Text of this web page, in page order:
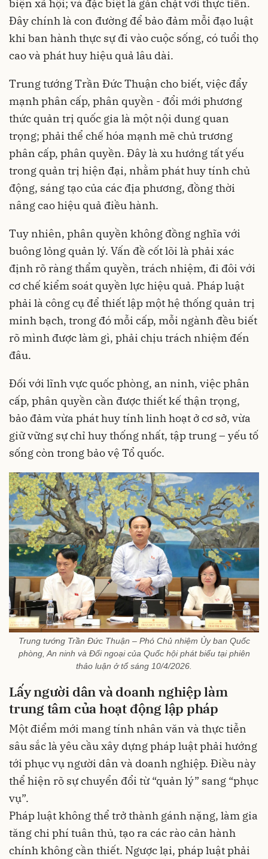
biện xã hội; và đặc biệt là gắn chặt với thực tiễn.
Đây chính là con đường để bảo đảm mỗi đạo luật
khi ban hành thực sự đi vào cuộc sống, có tuổi thọ
cao và phát huy hiệu quả lâu dài.
Trung tướng Trần Đức Thuận cho biết, việc đẩy
mạnh phân cấp, phân quyền - đổi mới phương
thức quản trị quốc gia là một nội dung quan
trọng; phải thể chế hóa mạnh mẽ chủ trương
phân cấp, phân quyền. Đây là xu hướng tất yếu
trong quản trị hiện đại, nhằm phát huy tính chủ
động, sáng tạo của các địa phương, đồng thời
nâng cao hiệu quả điều hành.
Tuy nhiên, phân quyền không đồng nghĩa với
buông lỏng quản lý. Vấn đề cốt lõi là phải xác
định rõ ràng thẩm quyền, trách nhiệm, đi đôi với
cơ chế kiểm soát quyền lực hiệu quả. Pháp luật
phải là công cụ để thiết lập một hệ thống quản trị
minh bạch, trong đó mỗi cấp, mỗi ngành đều biết
rõ mình được làm gì, phải chịu trách nhiệm đến
đâu.
Đối với lĩnh vực quốc phòng, an ninh, việc phân
cấp, phân quyền cần được thiết kế thận trọng,
bảo đảm vừa phát huy tính linh hoạt ở cơ sở, vừa
giữ vững sự chỉ huy thống nhất, tập trung – yếu tố
sống còn trong bảo vệ Tổ quốc.
Trung tướng Trần Đức Thuận – Phó Chủ nhiệm Ủy ban Quốc
phòng, An ninh và Đối ngoại của Quốc hội phát biểu tại phiên
thảo luận ở tổ sáng 10/4/2026.
Lấy người dân và doanh nghiệp làm
trung tâm của hoạt động lập pháp
Một điểm mới mang tính nhân văn và thực tiễn
sâu sắc là yêu cầu xây dựng pháp luật phải hướng
tới phục vụ người dân và doanh nghiệp. Điều này
thể hiện rõ sự chuyển đổi từ “quản lý” sang “phục
vụ”.
Pháp luật không thể trở thành gánh nặng, làm gia
tăng chi phí tuân thủ, tạo ra các rào cản hành
chính không cần thiết. Ngược lại, pháp luật phải